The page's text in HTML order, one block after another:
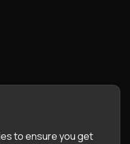
to ensure you get